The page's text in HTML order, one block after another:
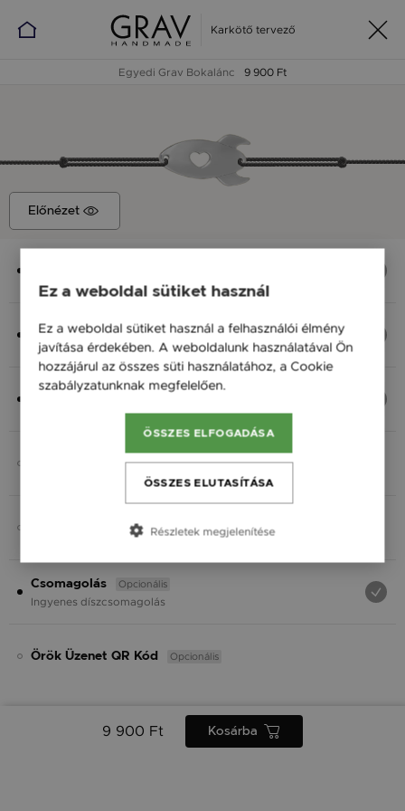
Karkötő tervező
Egyedi Grav Bokalánc 9 900 Ft
Előnézet
Ezüst 925, S - 20 cm
9 900 Ft
Fonal
Opcionális
Opcionális
Csomagolás Opcionális
Ingyenes díszcsomagolás
Örök Üzenet QR Kód Opcionális
9 900 Ft Kosárba
Ez a weboldal sütiket használ
Ez a weboldal sütiket használ a felhasználói élmény
javítása érdekében. A weboldalunk használatával Ön
hozzájárul az összes süti használatához, a Cookie
szabályzatunknak megfelelően.
ÖSSZES ELFOGADÁSA
ÖSSZES ELUTASÍTÁSA
Részletek megjelenítése